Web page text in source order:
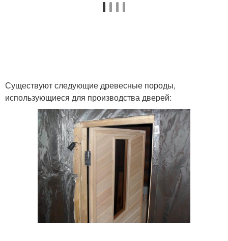
Существуют следующие древесные породы,
использующиеся для производства дверей: